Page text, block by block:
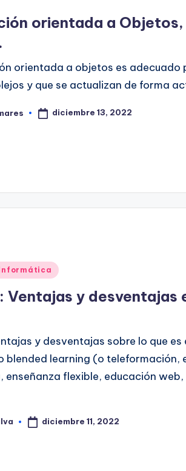
orientada a
orientada a objetos es adecuado
y que se actualizan de forma
diciembre 13, 2022
Informática
Ventajas y desventajas
y desventajas sobre lo que es
blended learning (o teleformación,
enseñanza flexible, educación
diciembre 11, 2022